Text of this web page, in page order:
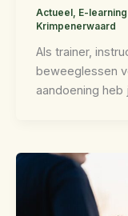
Actueel, E-learning
Krimpenerwaard
Als trainer,
beweeglessen
aandoening